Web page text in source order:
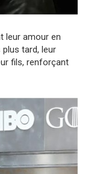
leur amour en
plus tard, leur
fils, renforçant